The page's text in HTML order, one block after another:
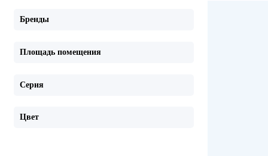
Бренды
Площадь помещения
Серия
Цвет